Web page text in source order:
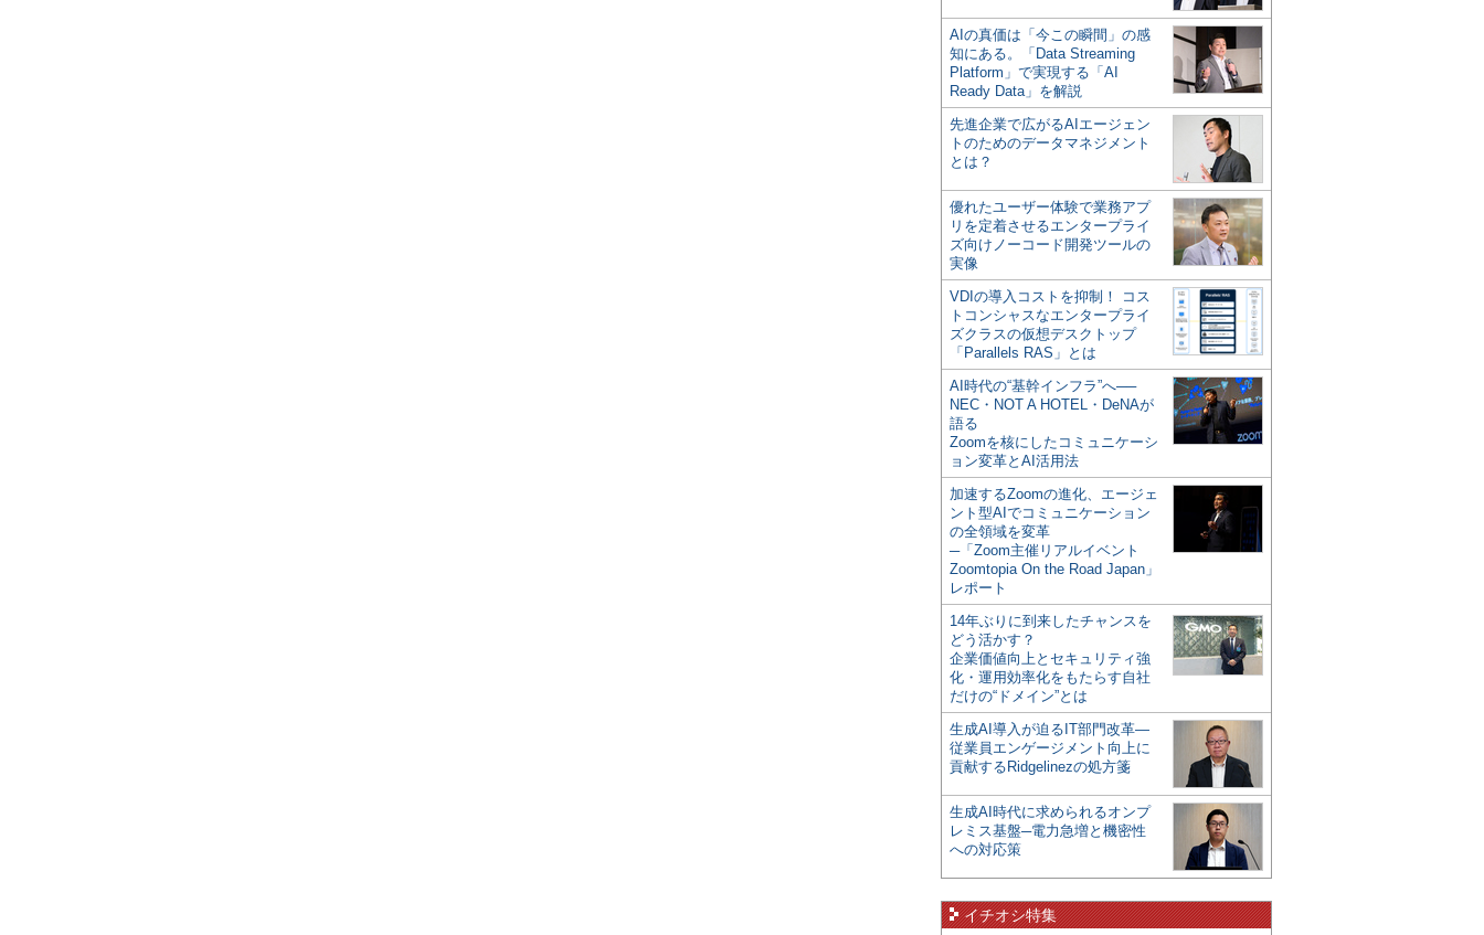
AIの真価は「今この瞬間」の感
知にある。「Data Streaming
Platform」で実現する「AI
Ready Data」を解説
先進企業で広がるAIエージェン
トのためのデータマネジメント
とは？
優れたユーザー体験で業務アプ
リを定着させるエンタープライ
ズ向けノーコード開発ツールの
実像
VDIの導入コストを抑制！ コス
トコンシャスなエンタープライ
ズクラスの仮想デスクトップ
「Parallels RAS」とは
AI時代の“基幹インフラ”へ──
NEC・NOT A HOTEL・DeNAが
語る
Zoomを核にしたコミュニケーシ
ョン変革とAI活用法
加速するZoomの進化、エージェ
ント型AIでコミュニケーション
の全領域を変革
─「Zoom主催リアルイベント
Zoomtopia On the Road Japan」
レポート
14年ぶりに到来したチャンスを
どう活かす？
企業価値向上とセキュリティ強
化・運用効率化をもたらす自社
だけの“ドメイン”とは
生成AI導入が迫るIT部門改革―
従業員エンゲージメント向上に
貢献するRidgelinezの処方箋
生成AI時代に求められるオンプ
レミス基盤─電力急増と機密性
への対応策
イチオシ特集